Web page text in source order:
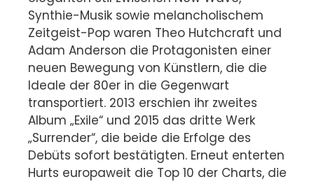
Synthie-Musik sowie melancholischem
Zeitgeist-Pop waren Theo Hutchcraft und
Adam Anderson die Protagonisten einer
neuen Bewegung von Künstlern, die die
Ideale der 80er in die Gegenwart
transportiert. 2013 erschien ihr zweites
Album „Exile“ und 2015 das dritte Werk
„Surrender“, die beide die Erfolge des
Debüts sofort bestätigten. Erneut enterten
Hurts europaweit die Top 10 der Charts, die